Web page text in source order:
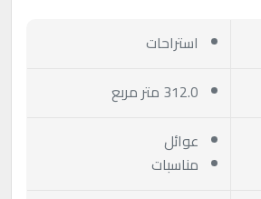
استراحات
312.0 متر مربع
عوائل
مناسبات